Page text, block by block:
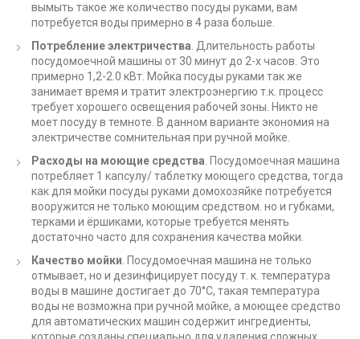
вымыть такое же количество посуды руками, вам
потребуется воды примерно в 4 раза больше.
Потребление электричества . Длительность работы
посудомоечной машины от 30 минут до 2-х часов. Это
примерно 1,2-2.0 кВт. Мойка посуды руками так же
занимает время и тратит электроэнергию т.к. процесс
требует хорошего освещения рабочей зоны. Никто не
моет посуду в темноте. В данном варианте экономия на
электричестве сомнительная при ручной мойке.
Расходы на моющие средства . Посудомоечная машина
потребляет 1 капсулу/ таблетку моющего средства, тогда
как для мойки посуды руками домохозяйке потребуется
вооружится не только моющим средством. но и губками,
терками и ёршиками, которые требуется менять
достаточно часто для сохранения качества мойки.
Качество мойки . Посудомоечная машина не только
отмывает, но и дезинфицирует посуду т. к. температура
воды в машине достигает до 70°C, такая температура
воды не возможна при ручной мойке, а моющее средство
для автоматических машин содержит ингредиенты,